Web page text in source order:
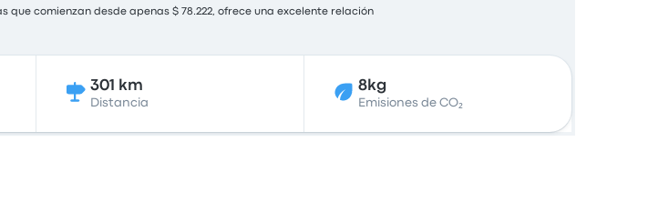
que comienzan desde apenas $ 78.222, ofrece una excelente relación
301 km
Distancia
8kg
Emisiones de CO₂